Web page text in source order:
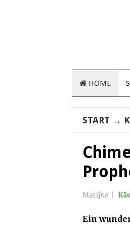
HOME
START →
Marijke
Ein